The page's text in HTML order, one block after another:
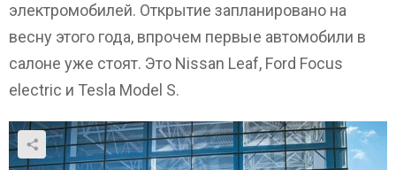
электромобилей. Открытие запланировано на
весну этого года, впрочем первые автомобили в
салоне уже стоят. Это Nissan Leaf, Ford Focus
electric и Tesla Model S.